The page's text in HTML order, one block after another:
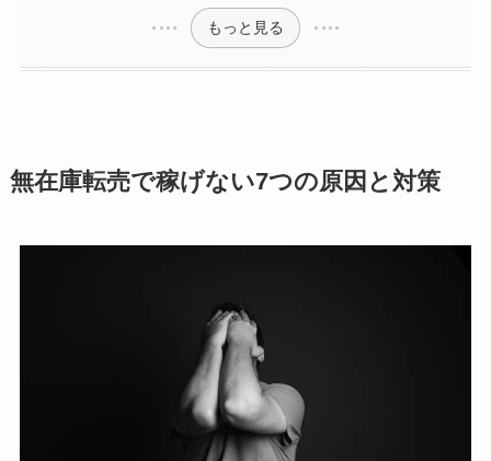
もっと見る
無在庫転売で稼げない7つの原因と対策